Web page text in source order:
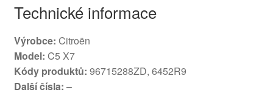
Technické informace
Výrobce: Citroën
Model: C5 X7
Kódy produktů: 96715288ZD, 6452R9
Další čísla: –